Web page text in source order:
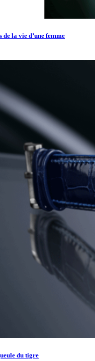
la vie d’une femme
du tigre